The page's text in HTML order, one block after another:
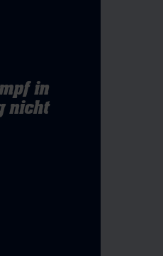
in
nicht